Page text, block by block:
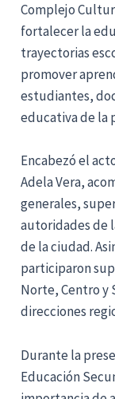
Complejo
fortalecer la
trayectorias
promover
estudiantes,
educativa de la
Encabezó el
Adela Vera,
generales,
autoridades de
de la ciudad.
participaron
Norte, Centro y
direcciones
Durante la
Educación